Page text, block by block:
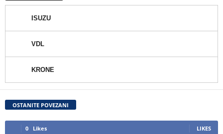
OSTANITE POVEZANI
0 Likes LIKES